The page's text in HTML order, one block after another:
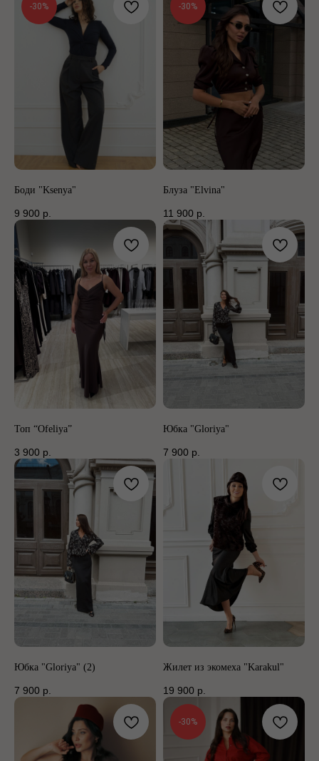
-30%
Боди "Ksenya"
9 900 р.
-30%
Блуза "Elvina"
11 900 р.
Топ “Ofeliya”
3 900 р.
Юбка "Gloriya"
7 900 р.
Юбка "Gloriya" (2)
7 900 р.
Жилет из экомеха "Karakul"
19 900 р.
-30%